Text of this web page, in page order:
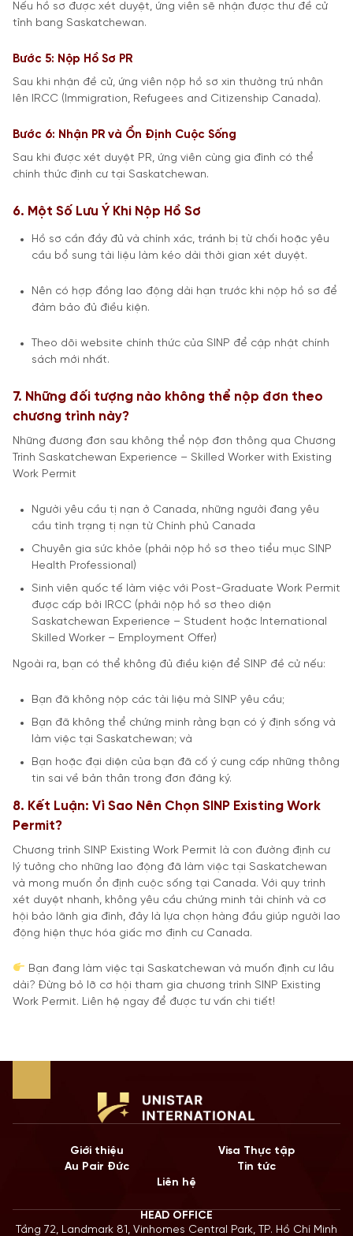
Nếu hồ sơ được xét duyệt, ứng viên sẽ nhận được thư đề cử
tỉnh bang Saskatchewan.
Bước 5: Nộp Hồ Sơ PR
Sau khi nhận đề cử, ứng viên nộp hồ sơ xin thường trú nhân
lên IRCC (Immigration, Refugees and Citizenship Canada).
Bước 6: Nhận PR và Ổn Định Cuộc Sống
Sau khi được xét duyệt PR, ứng viên cùng gia đình có thể
chính thức định cư tại Saskatchewan.
6. Một Số Lưu Ý Khi Nộp Hồ Sơ
Hồ sơ cần đầy đủ và chính xác, tránh bị từ chối hoặc yêu
cầu bổ sung tài liệu làm kéo dài thời gian xét duyệt.
Nên có hợp đồng lao động dài hạn trước khi nộp hồ sơ để
đảm bảo đủ điều kiện.
Theo dõi website chính thức của SINP để cập nhật chính
sách mới nhất.
7. Những đối tượng nào không thể nộp đơn theo
chương trình này?
Những đương đơn sau không thể nộp đơn thông qua Chương
Trình Saskatchewan Experience – Skilled Worker with Existing
Work Permit
Người yêu cầu tị nạn ở Canada, những người đang yêu
cầu tình trạng tị nạn từ Chính phủ Canada
Chuyên gia sức khỏe (phải nộp hồ sơ theo tiểu mục SINP
Health Professional)
Sinh viên quốc tế làm việc với Post-Graduate Work Permit
được cấp bởi IRCC (phải nộp hồ sơ theo diện
Saskatchewan Experience – Student hoặc International
Skilled Worker – Employment Offer)
Ngoài ra, bạn có thể không đủ điều kiện để SINP đề cử nếu:
Bạn đã không nộp các tài liệu mà SINP yêu cầu;
Bạn đã không thể chứng minh rằng bạn có ý định sống và
làm việc tại Saskatchewan; và
Bạn hoặc đại diện của bạn đã cố ý cung cấp những thông
tin sai về bản thân trong đơn đăng ký.
8. Kết Luận: Vì Sao Nên Chọn SINP Existing Work
Permit?
Chương trình SINP Existing Work Permit là con đường định cư
lý tưởng cho những lao động đã làm việc tại Saskatchewan
và mong muốn ổn định cuộc sống tại Canada. Với quy trình
xét duyệt nhanh, không yêu cầu chứng minh tài chính và cơ
hội bảo lãnh gia đình, đây là lựa chọn hàng đầu giúp người lao
động hiện thực hóa giấc mơ định cư Canada.
Bạn đang làm việc tại Saskatchewan và muốn định cư lâu
dài? Đừng bỏ lỡ cơ hội tham gia chương trình SINP Existing
Work Permit. Liên hệ ngay để được tư vấn chi tiết!
Giới thiệu
Visa Thực tập
Au Pair Đức
Tin tức
Liên hệ
HEAD OFFICE
Tầng 72, Landmark 81, Vinhomes Central Park, TP. Hồ Chí Minh